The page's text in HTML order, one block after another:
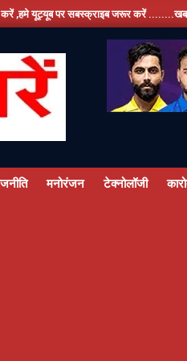
जरूर करें ........खबर और विज्ञापन के
मनोरंजन टेक्नोलॉजी